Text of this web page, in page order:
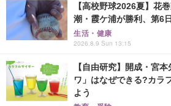
【高校野球2026夏】花
潮・霞ケ浦が勝利、第6
生活・健康
2026.8.9 Sun 13:15
【自由研究】開成・宮
ワ」はなぜできる?カラ
よう